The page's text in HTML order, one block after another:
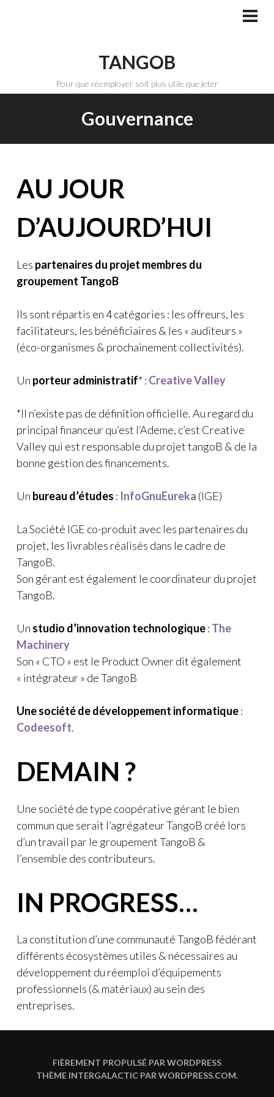
TANGOB
Pour que réemployer soit plus utile que jeter
Gouvernance
AU JOUR
D’AUJOURD’HUI
Les partenaires du projet membres du
groupement TangoB
Ils sont répartis en 4 catégories : les offreurs, les
facilitateurs, les bénéficiaires & les « auditeurs »
(éco-organismes & prochainement collectivités).
Un porteur administratif* : Creative Valley
*Il n’existe pas de définition officielle. Au regard du
principal financeur qu’est l’Ademe, c’est Creative
Valley qui est responsable du projet tangoB & de la
bonne gestion des financements.
Un bureau d’études : InfoGnuEureka (IGE)
La Société IGE co-produit avec les partenaires du
projet, les livrables réalisés dans le cadre de
TangoB.
Son gérant est également le coordinateur du projet
TangoB.
Un studio d’innovation technologique: The
Machinery
Son « CTO » est le Product Owner dit également
« intégrateur » de TangoB
Une société de développement informatique:
Codeesoft.
DEMAIN ?
Une société de type coopérative gérant le bien
commun que serait l’agrégateur TangoB créé lors
d’un travail par le groupement TangoB &
l’ensemble des contributeurs.
IN PROGRESS…
La constitution d’une communauté TangoB fédérant
différents écosystèmes utiles & nécessaires au
développement du réemploi d’équipements
professionnels (& matériaux) au sein des
entreprises.
FIÈREMENT PROPULSÉ PAR WORDPRESS
THÈME INTERGALACTIC PARWORDPRESS.COM.